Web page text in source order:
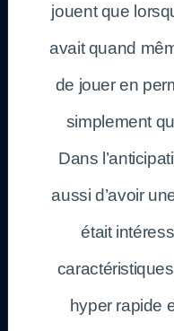
jouent que
avait quand
de jouer en
simplement
Dans
aussi d’avoir
était
hyper rapide